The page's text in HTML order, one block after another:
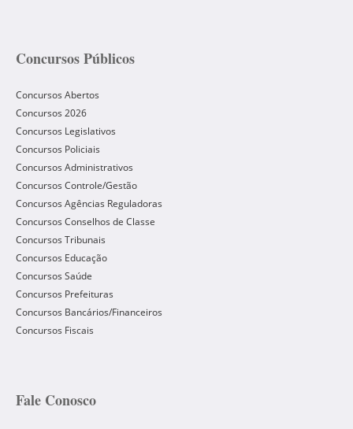
Concursos Públicos
Concursos Abertos
Concursos 2026
Concursos Legislativos
Concursos Policiais
Concursos Administrativos
Concursos Controle/Gestão
Concursos Agências Reguladoras
Concursos Conselhos de Classe
Concursos Tribunais
Concursos Educação
Concursos Saúde
Concursos Prefeituras
Concursos Bancários/Financeiros
Concursos Fiscais
Fale Conosco